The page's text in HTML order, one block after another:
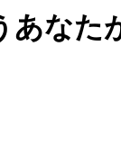
あなた